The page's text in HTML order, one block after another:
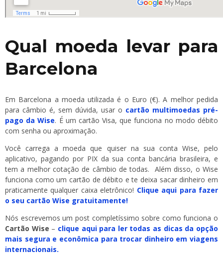
Qual moeda levar para
Barcelona
Em Barcelona a moeda utilizada é o Euro (€). A melhor pedida
para câmbio é, sem dúvida, usar o cartão multimoedas pré-
pago da Wise. É um cartão Visa, que funciona no modo débito
com senha ou aproximação.
Você carrega a moeda que quiser na sua conta Wise, pelo
aplicativo, pagando por PIX da sua conta bancária brasileira, e
tem a melhor cotação de câmbio de todas. Além disso, o Wise
funciona como um cartão de débito e te deixa sacar dinheiro em
praticamente qualquer caixa eletrônico! Clique aqui para fazer
o seu cartão Wise gratuitamente!
Nós escrevemos um post completíssimo sobre como funciona o
Cartão Wise – clique aqui para ler todas as dicas da opção
mais segura e econômica para trocar dinheiro em viagens
internacionais.